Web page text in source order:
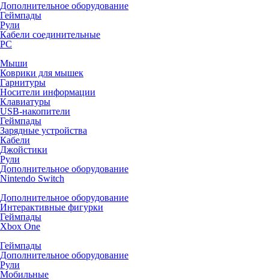
Дополнительное оборудование
Геймпады
Рули
Кабели соединительные
PC
Мыши
Коврики для мышек
Гарнитуры
Носители информации
Клавиатуры
USB-накопители
Геймпады
Зарядные устройства
Кабели
Джойстики
Рули
Дополнительное оборудование
Nintendo Switch
Дополнительное оборудование
Интерактивные фигурки
Геймпады
Xbox One
Геймпады
Дополнительное оборудование
Рули
Мобильные